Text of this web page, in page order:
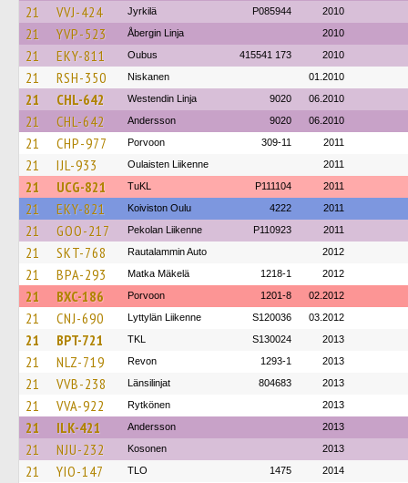
21 VVJ-424 Jyrkilä P085944 2010
21 YVP-523 Åbergin Linja 2010
21 EKY-811 Oubus 415541 173 2010
21 RSH-350 Niskanen 01.2010
21 CHL-642 Westendin Linja 9020 06.2010
21 CHL-642 Andersson 9020 06.2010
21 CHP-977 Porvoon 309-11 2011
21 IJL-933 Oulaisten Liikenne 2011
21 UCG-821 TuKL P111104 2011
21 EKY-821 Koiviston Oulu 4222 2011
21 GOO-217 Pekolan Liikenne P110923 2011
21 SKT-768 Rautalammin Auto 2012
21 BPA-293 Matka Mäkelä 1218-1 2012
21 BXC-186 Porvoon 1201-8 02.2012
21 CNJ-690 Lyttylän Liikenne S120036 03.2012
21 BPT-721 TKL S130024 2013
21 NLZ-719 Revon 1293-1 2013
21 VVB-238 Länsilinjat 804683 2013
21 VVA-922 Rytkönen 2013
21 ILK-421 Andersson 2013
21 NJU-232 Kosonen 2013
21 YIO-147 TLO 1475 2014